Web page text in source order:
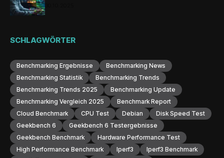
SCHLAGWÖRTER
Benchmarking Ergebnisse
Benchmarking News
Benchmarking Statistik
Benchmarking Trends
Benchmarking Trends 2025
Benchmarking Update
Benchmarking Vergleich 2025
Benchmark Report
Cloud Benchmark
CPU Test Debian
Disk Speed Test
Geekbench 6
Geekbench 6 Testergebnisse
Geekbench Benchmark
Hardware Performance Test
High Performance Benchmark
Iperf3
Iperf3 Benchmark